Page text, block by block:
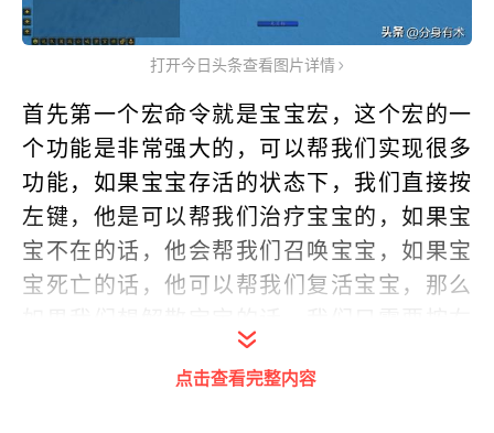
打开今日头条查看图片详情
首先第一个宏命令就是宝宝宏，这个宏的一
个功能是非常强大的，可以帮我们实现很多
功能，如果宝宝存活的状态下，我们直接按
左键，他是可以帮我们治疗宝宝的，如果宝
宝不在的话，他会帮我们召唤宝宝，如果宝
宝死亡的话，他可以帮我们复活宝宝，那么
键，他就可以帮我们解散宝宝，所以说一个
宏技能可以帮我们实现各种功能，非常的有
点击查看完整内容